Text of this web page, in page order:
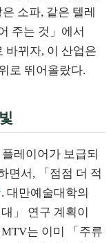
소파, 같은 텔레
주는 것」에서
바뀌자, 이 산업은
로 뛰어올랐다.
레이어가 보급되
면서, 「점점 더 적
. 대만예술대학의
」 연구 계획이
는 이미 「주류